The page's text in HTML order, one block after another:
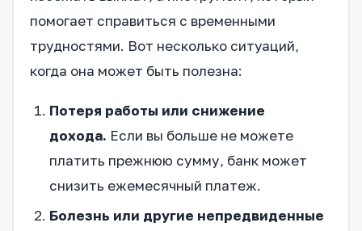
помогает справиться с временными
трудностями. Вот несколько ситуаций,
когда она может быть полезна:
Потеря работы или снижение
дохода. Если вы больше не можете
платить прежнюю сумму, банк может
снизить ежемесячный платеж.
Болезнь или другие непредвиденные